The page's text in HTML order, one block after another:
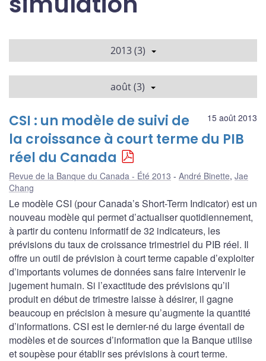
2013 (3)
août (3)
15 août 2013
CSI : un modèle de suivi de
la croissance à court terme du PIB
réel du Canada
Revue de la Banque du Canada - Été 2013 André Binette, Jae
Chang
Le modèle CSI (pour Canada’s Short-Term Indicator) est un
nouveau modèle qui permet d’actualiser quotidiennement,
à partir du contenu informatif de 32 indicateurs, les
prévisions du taux de croissance trimestriel du PIB réel. Il
offre un outil de prévision à court terme capable d’exploiter
d’importants volumes de données sans faire intervenir le
jugement humain. Si l’exactitude des prévisions qu’il
produit en début de trimestre laisse à désirer, il gagne
beaucoup en précision à mesure qu’augmente la quantité
d’informations. CSI est le dernier-né du large éventail de
modèles et de sources d’information que la Banque utilise
et soupèse pour établir ses prévisions à court terme.